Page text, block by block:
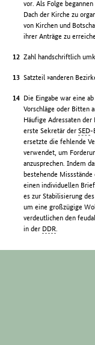
vor. Als Folge
Dach der Kirche zu
von Kirchen und
ihrer Anträge zu
Zahl handschriftlich
Satzteil »anderen
Die Eingabe war eine
Vorschläge oder Bitten
Häufige Adressaten
erste Sekretär derSED-
ersetzte die fehlende
verwendet, um
anzusprechen. Indem
bestehende
einen individuellen
es zur Stabilisierung
um eine großzügige
verdeutlichen den
in der DDR